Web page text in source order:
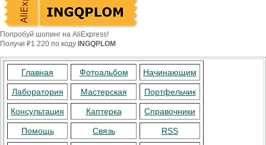
Попробуй шопинг на AliExpress!
Получи ₽1 220 по коду INGQPLOM
Главная Фотоальбом Начинающим
Лаборатория Мастерская Портфельчик
Консультация Каптерка Справочники
Помощь Связь RSS